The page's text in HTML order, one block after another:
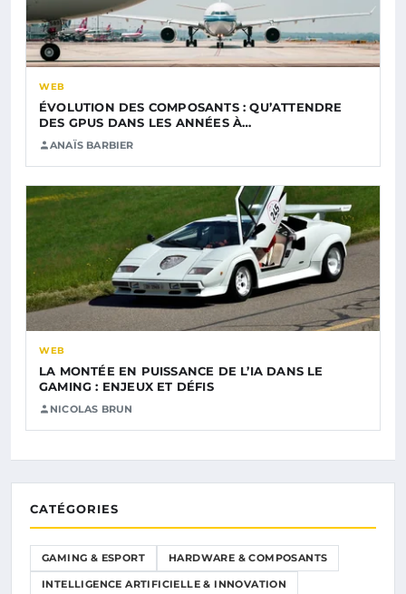
WEB
ÉVOLUTION DES COMPOSANTS : QU’ATTENDRE
DES GPUS DANS LES ANNÉES À…
ANAÏS BARBIER
WEB
LA MONTÉE EN PUISSANCE DE L’IA DANS LE
GAMING : ENJEUX ET DÉFIS
NICOLAS BRUN
CATÉGORIES
GAMING & ESPORT HARDWARE & COMPOSANTS
INTELLIGENCE ARTIFICIELLE & INNOVATION